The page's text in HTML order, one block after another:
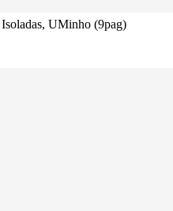
UMinho (9pag)